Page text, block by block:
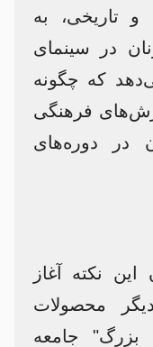
و تاریخی، به
در سینمای
که چگونه
فرهنگی
در دوره‌های
نکته آغاز
محصولات
جامعه